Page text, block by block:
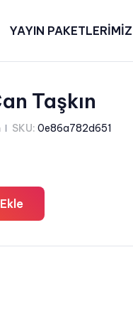
YAYIN PAKETLERİMİZ
Taşkın
SKU: 0e86a782d651